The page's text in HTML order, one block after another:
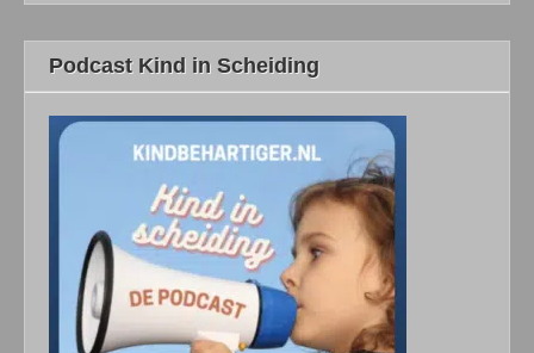
Podcast Kind in Scheiding